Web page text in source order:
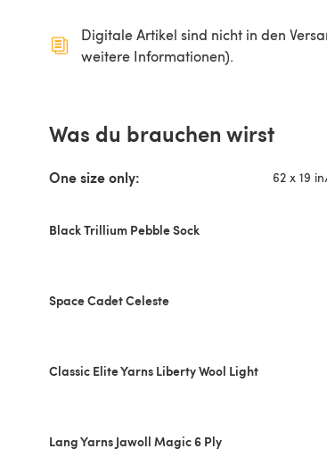
Digitale Artikel sind nicht in den
weitere Informationen).
Was du brauchen wirst
One size only: 62 x 19
Black Trillium Pebble Sock
Space Cadet Celeste
Classic Elite Yarns Liberty Wool Light
Lang Yarns Jawoll Magic 6 Ply